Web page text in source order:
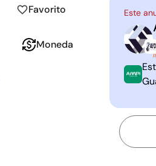
Favorito
Moneda
Este
AG